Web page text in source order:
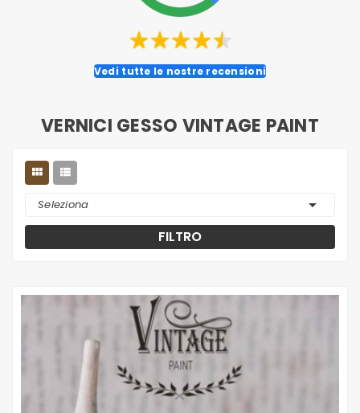
Vedi tutte le nostre recensioni
VERNICI GESSO VINTAGE PAINT
 
Seleziona 
FILTRO